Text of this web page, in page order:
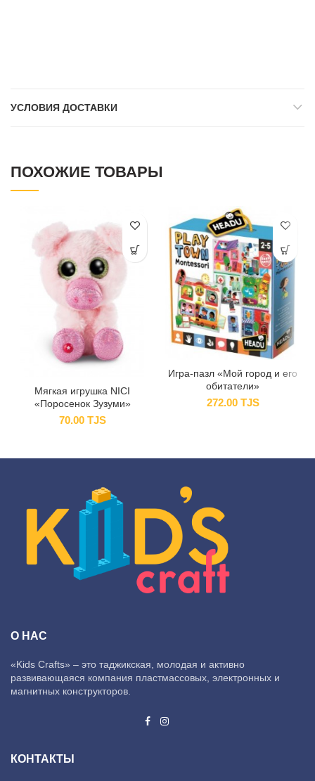
УСЛОВИЯ ДОСТАВКИ
ПОХОЖИЕ ТОВАРЫ
Мягкая игрушка NICI
«Поросенок Зузуми»
70.00 TJS
Игра-пазл «Мой город и его
обитатели»
272.00 TJS
О НАС
«Kids Crafts» – это таджикская, молодая и активно
развивающаяся компания пластмассовых, электронных и
магнитных конструкторов.
КОНТАКТЫ